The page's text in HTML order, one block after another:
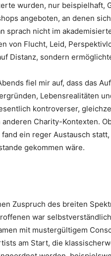
wurden, nur beispielhaft,
angeboten, an denen
sprach nicht im
von Flucht, Leid,
Distanz, sondern
fiel mir auf, dass das
Lebensrealitäten
kontroverser,
Charity-Kontexten.
ein reger Austausch
gekommen wäre.
Zuspruch des breiten
war
mit mustergültigem
am Start, die